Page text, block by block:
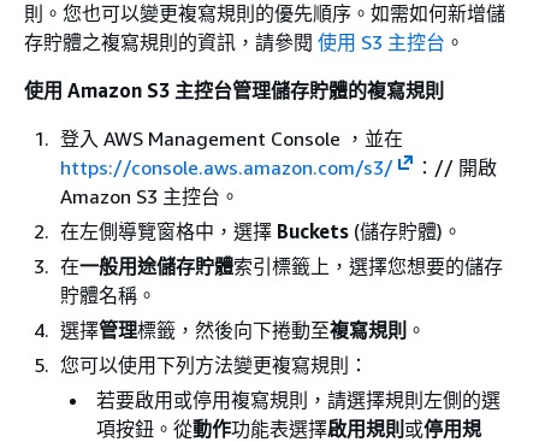
則。您也可以變更複寫規則的優先順序。如需如何新增儲
存貯體之複寫規則的資訊，請參閱 使用 S3 主控台 。
使用 Amazon S3 主控台管理儲存貯體的複寫規則
登入 AWS Management Console ，並在
https://console.aws.amazon.com/s3/
：// 開啟
Amazon S3 主控台。
在左側導覽窗格中，選擇 Buckets (儲存貯體)。
在一般用途儲存貯體索引標籤上，選擇您想要的儲存
貯體名稱。
選擇管理標籤，然後向下捲動至複寫規則 。
您可以使用下列方法變更複寫規則：
若要啟用或停用複寫規則，請選擇規則左側的選
項按鈕。從動作功能表選擇啟用規則 或停用規